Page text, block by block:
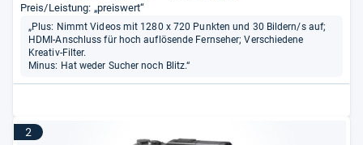
Preis/Leistung: „preiswert“
„Plus: Nimmt Videos mit 1280 x 720 Punkten und 30 Bildern/s auf;
HDMI-Anschluss für hoch auflösende Fernseher; Verschiedene
Kreativ-Filter.
Minus: Hat weder Sucher noch Blitz.“
2